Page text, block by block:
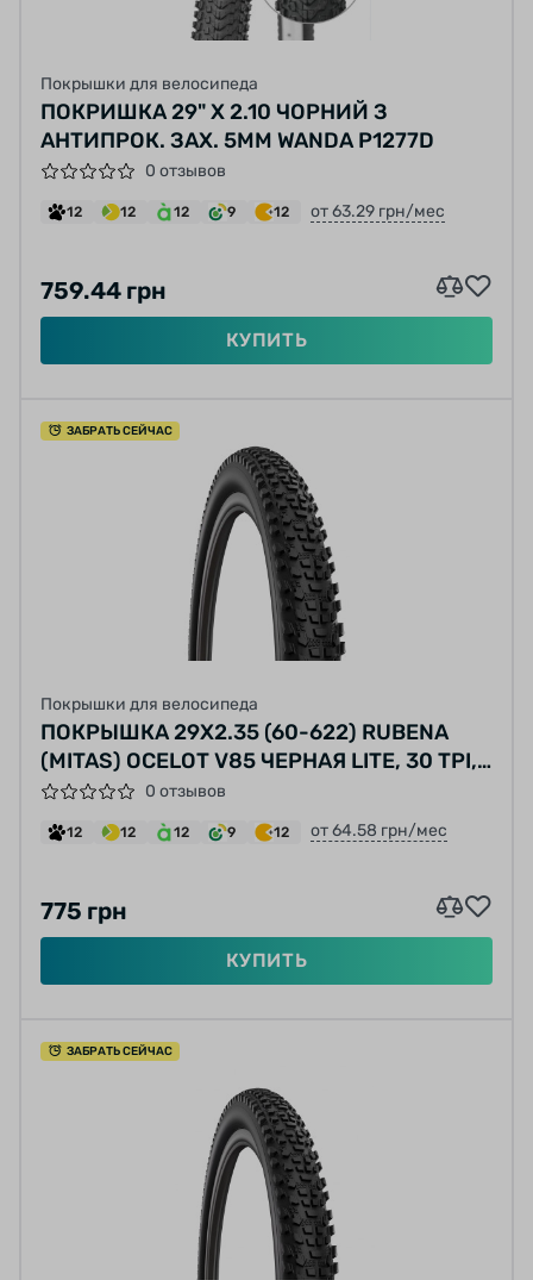
Покрышки для велосипеда
ПОКРИШКА 29" X 2.10 ЧОРНИЙ З
АНТИПРОК. ЗАХ. 5ММ WANDA P1277D
0 отзывов
12 12 12 9 12 от 63.29 грн/мес
759.44 грн
КУПИТЬ
ЗАБРАТЬ СЕЙЧАС
Покрышки для велосипеда
ПОКРЫШКА 29X2.35 (60-622) RUBENA
(MITAS) OCELOT V85 ЧЕРНАЯ LITE, 30 TPI,
SKINWALL, GREEN ENDURANCE
COMPOUND, E-BIKE-READY
0 отзывов
12 12 12 9 12 от 64.58 грн/мес
775 грн
КУПИТЬ
ЗАБРАТЬ СЕЙЧАС